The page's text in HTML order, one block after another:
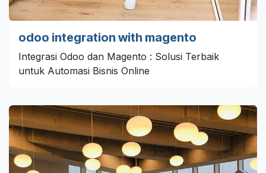
odoo integration with magento
Integrasi Odoo dan Magento : Solusi Terbaik
untuk Automasi Bisnis Online